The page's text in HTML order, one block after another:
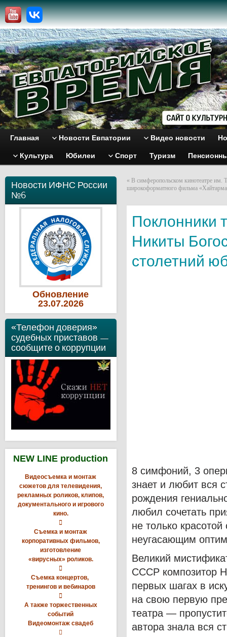
Главная Новости Евпатории Видео новости
Культура Юбилеи Спорт Туризм
Новости ИФНС России
№6
Обновление
23.07.2026
«Телефон доверия»
судебных приставов —
сообщите о коррупции
NEW LINE production
Видеосъемка и монтаж
сюжетов для телевидения,
рекламных роликов, клипов,
документального и игрового
кино.

Съемка и монтаж
корпоративных фильмов,
изготовление
«вирусных» роликов.

Съемка концертов,
тренингов и вебинаров

А также торжественных
событий
Видеомонтаж свадеб

« В симферопольском кинотеатре им.
широкоформатного фильма
Поклонники
Никиты
столетний
8 симфоний, 3
знает и любит вся
рождения
любил сочетать
не только
неугасающим
Великий
СССР композитор
первых шагах в
на свою первую
театра —
автора знала вся